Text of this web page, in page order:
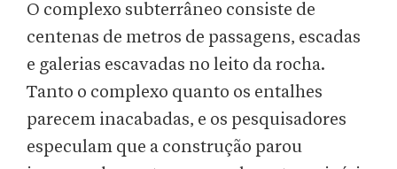
O complexo subterrâneo consiste de
centenas de metros de passagens, escadas
e galerias escavadas no leito da rocha.
Tanto o complexo quanto os entalhes
parecem inacabadas, e os pesquisadores
especulam que a construção parou